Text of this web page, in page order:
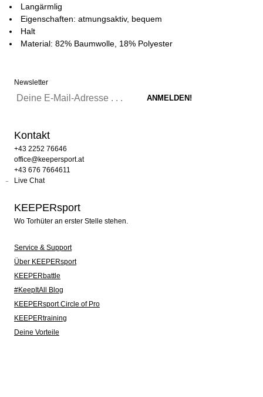
Langärmlig
Eigenschaften: atmungsaktiv, bequem
Halt
Material: 82% Baumwolle, 18% Polyester
Newsletter
Kontakt
+43 2252 76646
office@keepersport.at
+43 676 7664611
Live Chat
KEEPERsport
Wo Torhüter an erster Stelle stehen.
Service & Support
Über KEEPERsport
KEEPERbattle
#KeepItAll Blog
KEEPERsport Circle of Pro
KEEPERtraining
Deine Vorteile